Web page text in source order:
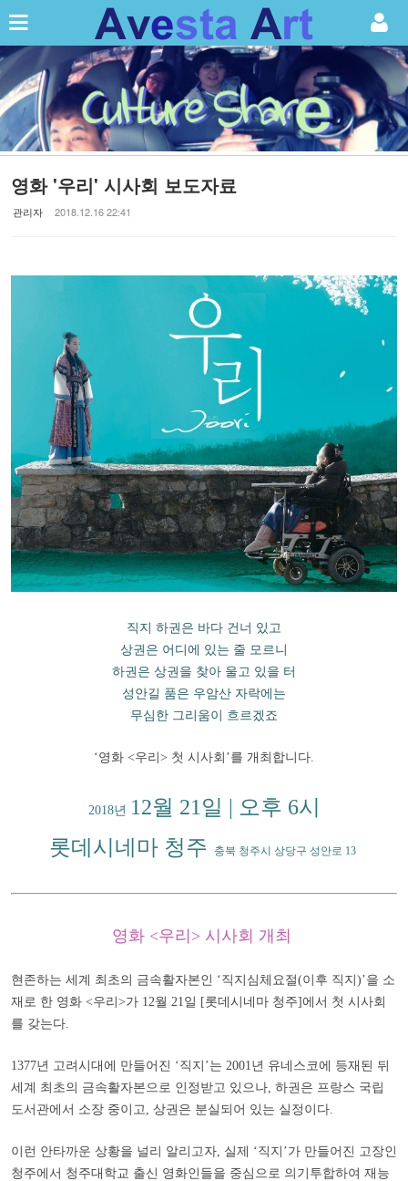
영화 '우리' 시사회 보도자료
관리자 2018.12.16 22:41
직지 하권은 바다 건너 있고
상권은 어디에 있는 줄 모르니
하권은 상권을 찾아 울고 있을 터
성안길 품은 우암산 자락에는
무심한 그리움이 흐르겠죠
‘영화 <우리> 첫 시사회 ’를 개최합니다.
2018년 12월 21일 | 오후 6시
롯데시네마 청주
충북 청주시 상당구 성안로 13
영화 <우리> 시사회 개최
현존하는 세계 최초의 금속활자본인 ‘직지심체요절(이후 직지)’을 소
재로 한 영화 <우리>가 12월 21일 [롯데시네마 청주]에서 첫 시사회
를 갖는다.
1377년 고려시대에 만들어진 ‘직지 ’는 2001년 유네스코에 등재된 뒤
세계 최초의 금속활자본으로 인정받고 있으나, 하권은 프랑스 국립
도서관에서 소장 중이고, 상권은 분실되어 있는 실정이다.
이런 안타까운 상황을 널리 알리고자, 실제 ‘직지 ’가 만들어진 고장인
청주에서 청주대학교 출신 영화인들을 중심으로 의기투합하여 재능
Sketchbook5, 스케치북5
Sketchbook5, 스케치북5